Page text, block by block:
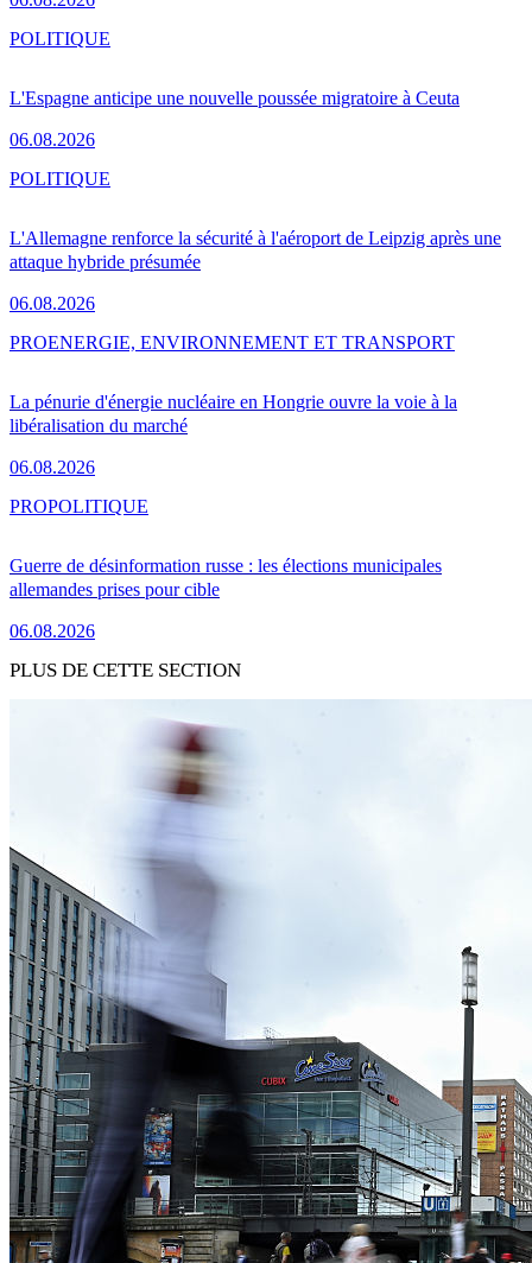
L'Espagne anticipe une nouvelle poussée migratoire à Ceuta
06.08.2026
POLITIQUE
L'Allemagne renforce la sécurité à l'aéroport de Leipzig après une
attaque hybride présumée
06.08.2026
POLITIQUE
La pénurie d'énergie nucléaire en Hongrie ouvre la voie à la
libéralisation du marché
06.08.2026
PROENERGIE, ENVIRONNEMENT ET TRANSPORT
Guerre de désinformation russe : les élections municipales
allemandes prises pour cible
06.08.2026
PROPOLITIQUE
PLUS DE CETTE SECTION